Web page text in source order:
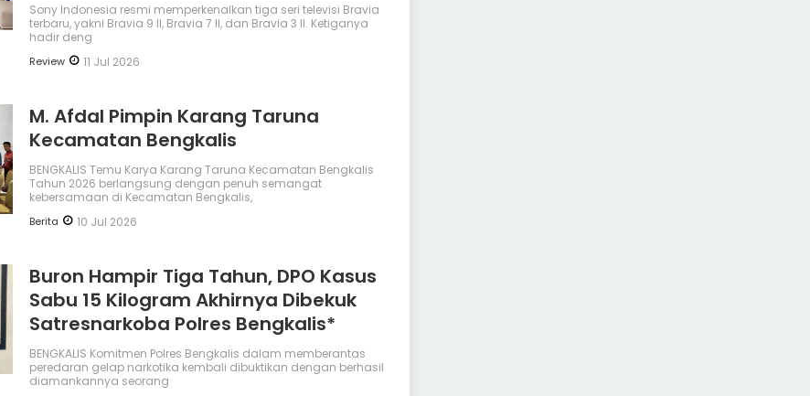
Sony Indonesia resmi memperkenalkan tiga seri televisi Bravia
terbaru, yakni Bravia 9 II, Bravia 7 II, dan Bravia 3 II. Ketiganya
hadir deng
Review 11 Jul 2026
M. Afdal Pimpin Karang Taruna
Kecamatan Bengkalis
BENGKALIS Temu Karya Karang Taruna Kecamatan Bengkalis
Tahun 2026 berlangsung dengan penuh semangat
kebersamaan di Kecamatan Bengkalis,
Berita 10 Jul 2026
Buron Hampir Tiga Tahun, DPO Kasus
Sabu 15 Kilogram Akhirnya Dibekuk
Satresnarkoba Polres Bengkalis*
BENGKALIS Komitmen Polres Bengkalis dalam memberantas
peredaran gelap narkotika kembali dibuktikan dengan berhasil
diamankannya seorang